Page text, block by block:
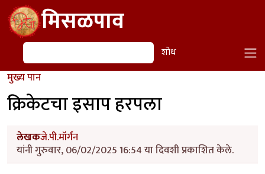
Skip to main contentमिसळपाव
शोध शोध
मुख्य पान
क्रिकेटचा इसाप हरपला
लेखकजे.पी.मॉर्गन
यांनी गुरुवार, 06/02/2025 16:54 या दिवशी प्रकाशित केले.